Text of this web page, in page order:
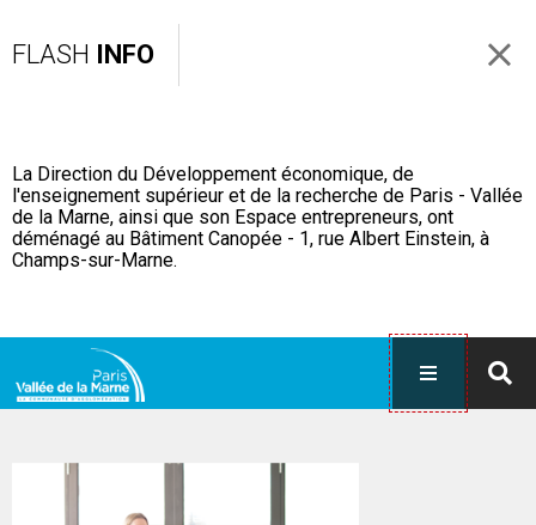
FLASH INFO
La Direction du Développement économique, de
l'enseignement supérieur et de la recherche de Paris - Vallée
de la Marne, ainsi que son Espace entrepreneurs, ont
déménagé au Bâtiment Canopée - 1, rue Albert Einstein, à
Champs-sur-Marne.